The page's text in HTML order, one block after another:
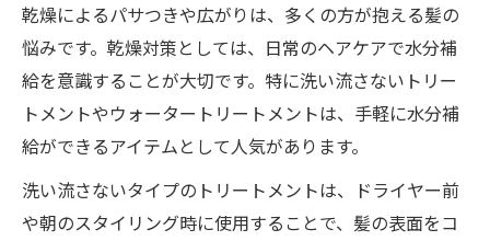
適量と放置時間が決め手の正しい塗布法
ウォータートリートメントの実践的な使い
方
髪の水分補給効果を高めるタイミングとは
毎日続けやすいヘアケア習慣のコツ
洗い流さないトリートメントの実力を検証
乾燥によるパサつきや広がりは、多くの方が抱える髪の
悩みです。乾燥対策としては、日常のヘアケアで水分補
給を意識することが大切です。特に洗い流さないトリー
トメントやウォータートリートメントは、手軽に水分補
給ができるアイテムとして人気があります。
洗い流さないタイプのトリートメントは、ドライヤー前
や朝のスタイリング時に使用することで、髪の表面をコ